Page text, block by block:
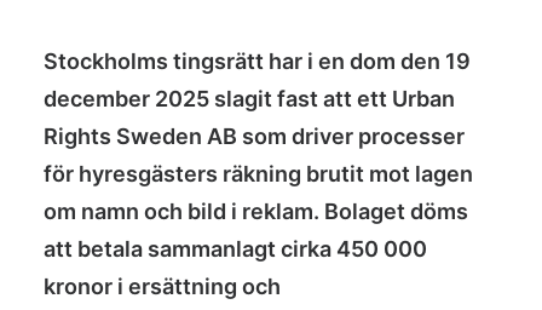
Stockholms tingsrätt har i en dom den 19
december 2025 slagit fast att ett Urban
Rights Sweden AB som driver processer
för hyresgästers räkning brutit mot lagen
om namn och bild i reklam. Bolaget döms
att betala sammanlagt cirka 450 000
kronor i ersättning och